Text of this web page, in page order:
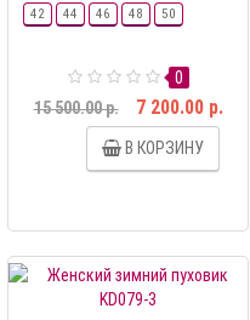
42 44 46 48 50
0
15 500.00 р.
7 200.00 р.
В КОРЗИНУ